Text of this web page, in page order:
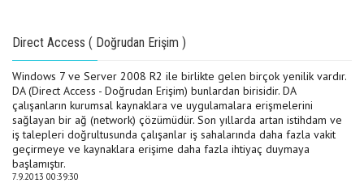
Direct Access ( Doğrudan Erişim )
Windows 7 ve Server 2008 R2 ile birlikte gelen birçok yenilik vardır.
DA (Direct Access - Doğrudan Erişim) bunlardan birisidir. DA
çalışanların kurumsal kaynaklara ve uygulamalara erişmelerini
sağlayan bir ağ (network) çözümüdür. Son yıllarda artan istihdam ve
iş talepleri doğrultusunda çalışanlar iş sahalarında daha fazla vakit
geçirmeye ve kaynaklara erişime daha fazla ihtiyaç duymaya
başlamıştır.
7.9.2013 00:39:30